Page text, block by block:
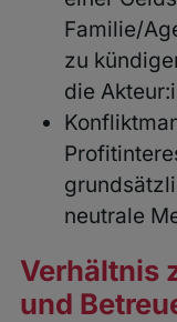
Familie/
zu
die
neutrale
Verhältnis
und